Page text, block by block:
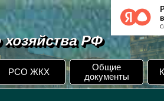
РСО ЖКХ
Общие
документы
РФ